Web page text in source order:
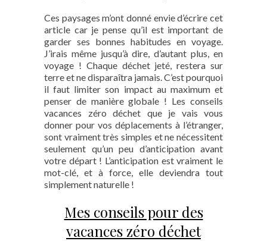
Ces paysages m’ont donné envie d’écrire cet
article car je pense qu’il est important de
garder ses bonnes habitudes en voyage.
J’irais même jusqu’à dire, d’autant plus, en
voyage ! Chaque déchet jeté, restera sur
terre et ne disparaîtra jamais. C’est pourquoi
il faut limiter son impact au maximum et
penser de manière globale ! Les conseils
vacances zéro déchet que je vais vous
donner pour vos déplacements à l’étranger,
sont vraiment très simples et ne nécessitent
seulement qu’un peu d’anticipation avant
votre départ ! L’anticipation est vraiment le
mot-clé, et à force, elle deviendra tout
simplement naturelle !
Mes conseils pour des
vacances zéro déchet